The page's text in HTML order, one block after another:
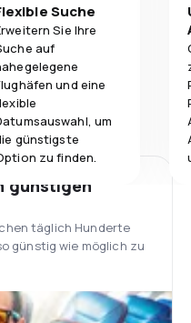
Suche
Sie Ihre
auf
und eine
um
günstigste
zu finden.
günstigen
täglich Hunderte
günstig wie möglich zu